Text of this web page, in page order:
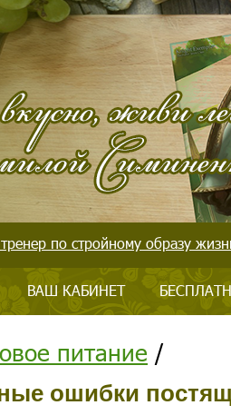
по стройному образу
ВАШ КАБИНЕТ
питание /
ошибки